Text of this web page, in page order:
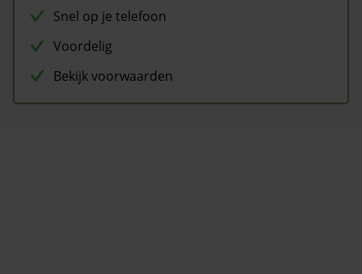
Snel op je telefoon
Voordelig
Bekijk voorwaarden